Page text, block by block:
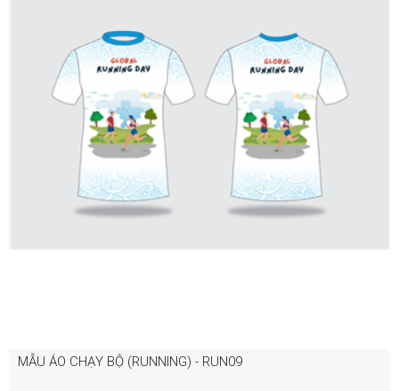
MẪU ÁO CHẠY BỘ (RUNNING) - RUN09